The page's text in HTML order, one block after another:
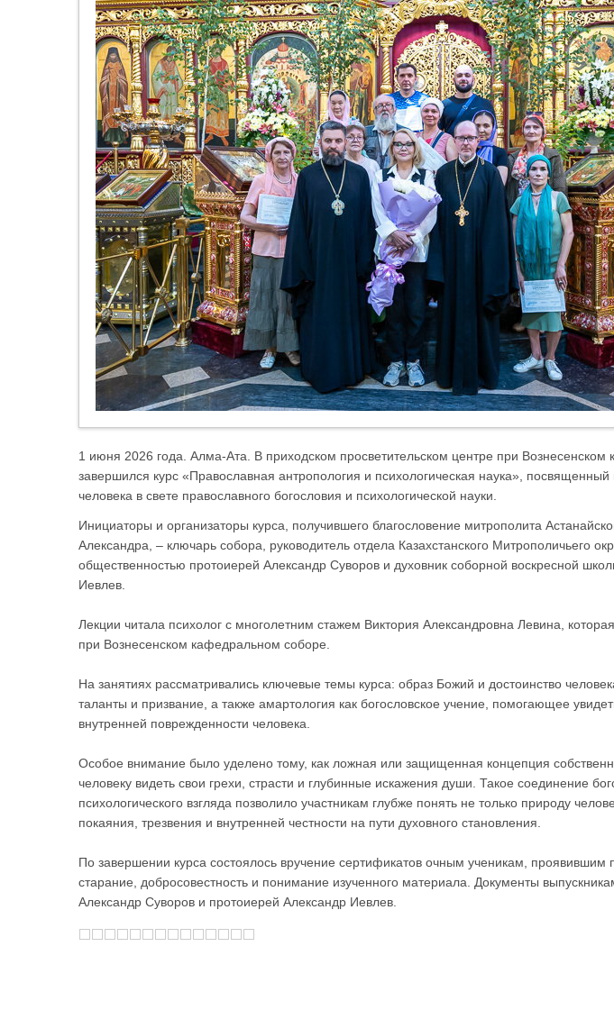
1 июня 2026 года. Алма-Ата. В приходском просветительском центре при
завершился курс «Православная антропология и психологическая наука»,
человека в свете православного богословия и психологической науки.
Инициаторы и организаторы курса, получившего благословение митрополита
Александра, – ключарь собора, руководитель отдела Казахстанского Митрополичьего
общественностью протоиерей Александр Суворов и духовник соборной воскресной
Иевлев.
Лекции читала психолог с многолетним стажем Виктория Александровна Левина,
при Вознесенском кафедральном соборе.
На занятиях рассматривались ключевые темы курса: образ Божий и достоинство
таланты и призвание, а также амартология как богословское учение, помогающее
внутренней поврежденности человека.
Особое внимание было уделено тому, как ложная или защищенная концепция
человеку видеть свои грехи, страсти и глубинные искажения души. Такое соединение
психологического взгляда позволило участникам глубже понять не только природу
покаяния, трезвения и внутренней честности на пути духовного становления.
По завершении курса состоялось вручение сертификатов очным ученикам, проявившим
старание, добросовестность и понимание изученного материала. Документы
Александр Суворов и протоиерей Александр Иевлев.